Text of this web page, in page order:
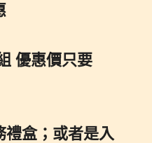
優惠價只要
禮盒；或者是入